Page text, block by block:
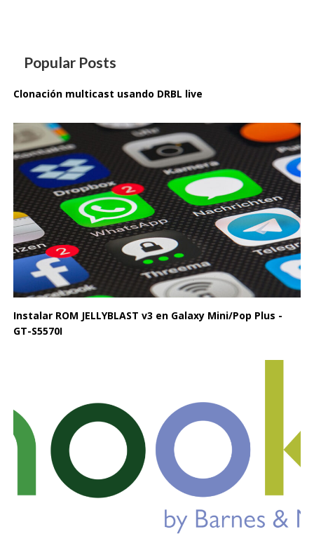
Popular Posts
Clonación multicast usando DRBL live
Instalar ROM JELLYBLAST v3 en Galaxy Mini/Pop Plus -
GT-S5570I